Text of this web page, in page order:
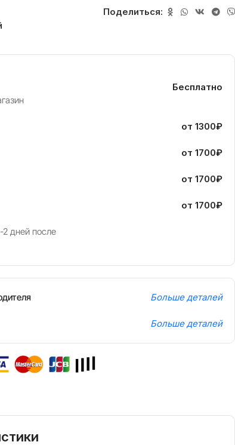
Поделиться:
Бесплатно
2 дней после
от 1300₽
от 1700₽
от 1700₽
от 1700₽
Больше деталей
Больше деталей